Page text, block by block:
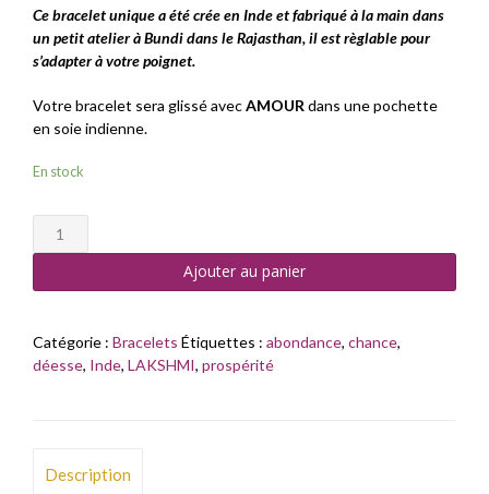
Ce bracelet unique a été crée en Inde et fabriqué à la main dans
un petit atelier à Bundi dans le Rajasthan, il est règlable pour
s’adapter à votre poignet.
Votre bracelet sera glissé avecAMOUR dans une pochette
en soie indienne.
En stock
quantité
de
Mantra
Sri
Laksmi
Ajouter au panier
Catégorie : Bracelets Étiquettes : abondance, chance,
déesse, Inde, LAKSHMI, prospérité
Description